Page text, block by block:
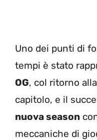
Uno dei punti di
tempi è stato
OG, col ritorno
capitolo, e il
nuova season
meccaniche di